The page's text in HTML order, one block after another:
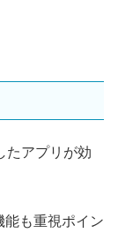
たアプリが効
能も重視ポイン